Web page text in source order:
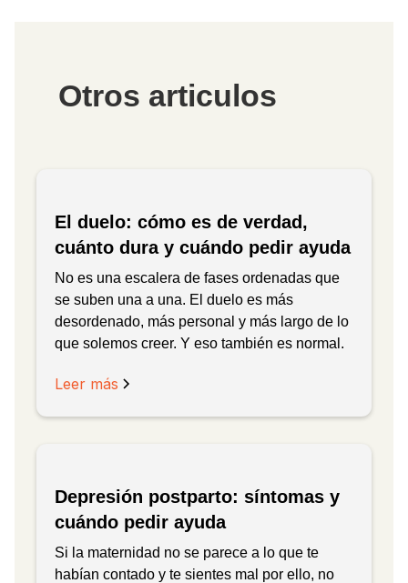
Otros articulos
El duelo: cómo es de verdad,
cuánto dura y cuándo pedir ayuda
No es una escalera de fases ordenadas que
se suben una a una. El duelo es más
desordenado, más personal y más largo de lo
que solemos creer. Y eso también es normal.
Leer más
Depresión postparto: síntomas y
cuándo pedir ayuda
Si la maternidad no se parece a lo que te
habían contado y te sientes mal por ello, no